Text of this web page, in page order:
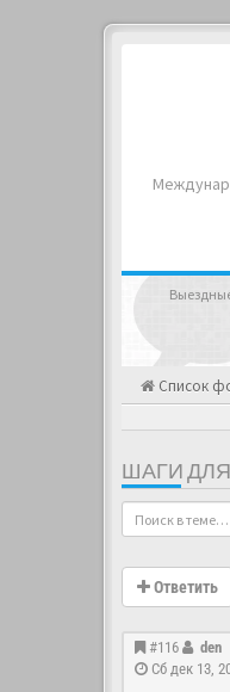
Список
ШАГИ
Ответить
#116
den
Сб дек 13,